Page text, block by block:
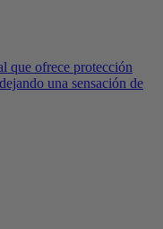
que ofrece protección
una sensación de